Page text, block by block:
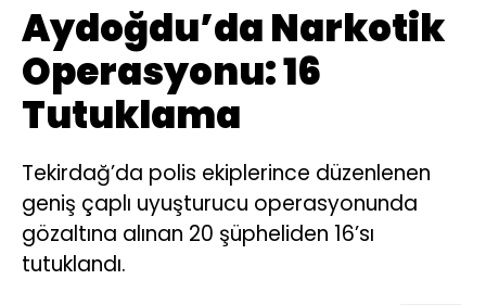
Aydoğdu’da Narkotik
Operasyonu: 16
Tutuklama
Tekirdağ’da polis ekiplerince düzenlenen
geniş çaplı uyuşturucu operasyonunda
gözaltına alınan 20 şüpheliden 16’sı
tutuklandı.